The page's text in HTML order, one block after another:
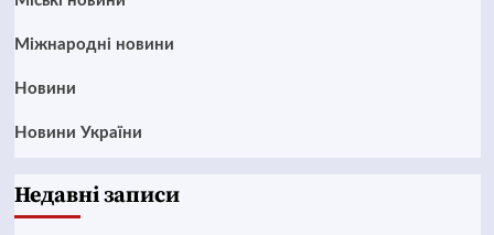
Міжнародні новини
Новини
Новини України
Недавні записи